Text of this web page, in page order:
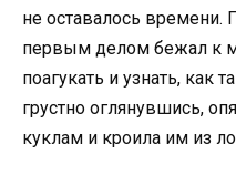
не оставалось времени.
первым делом бежал к
поагукать и узнать, как
грустно оглянувшись,
куклам и кроила им из